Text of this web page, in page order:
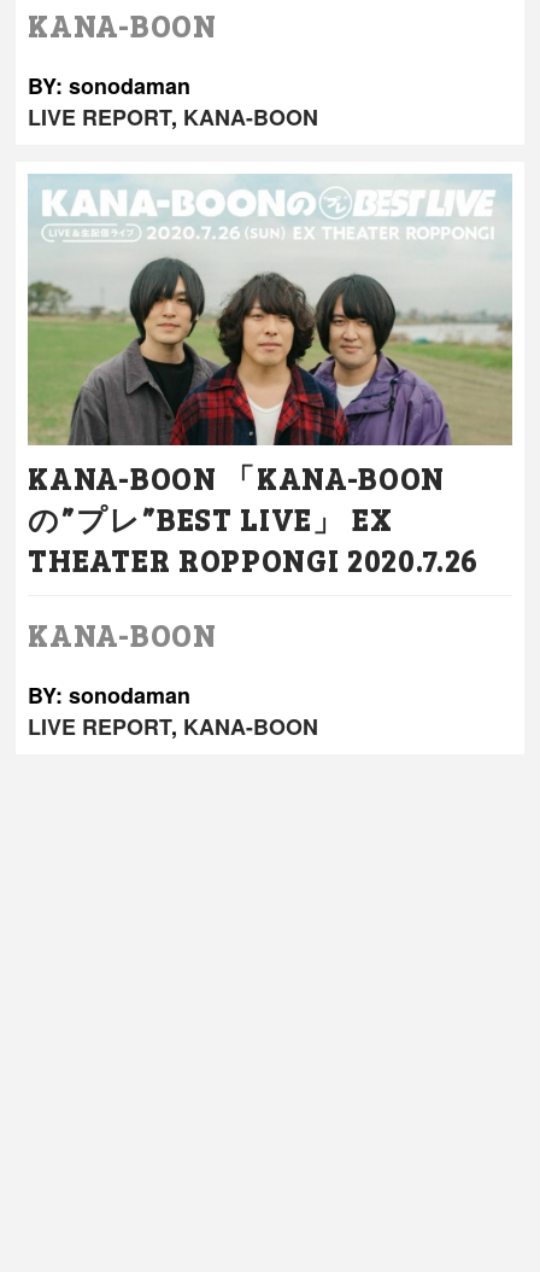
KANA-BOON
BY: sonodaman
LIVE REPORT, KANA-BOON
KANA-BOON 「KANA-BOON
の”プレ”BEST LIVE」 EX
THEATER ROPPONGI 2020.7.26
KANA-BOON
BY: sonodaman
LIVE REPORT, KANA-BOON